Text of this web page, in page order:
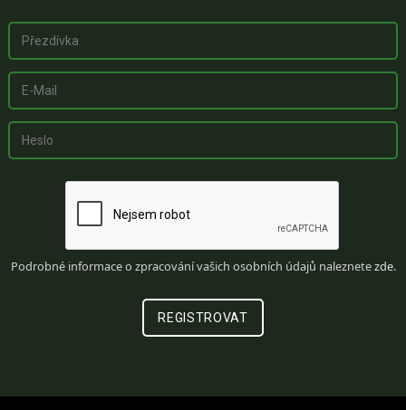
Podrobné informace o zpracování vašich osobních údajů naleznetezde.